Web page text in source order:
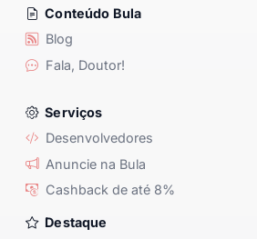
Conteúdo Bula
Blog
Fala, Doutor!
Serviços
Desenvolvedores
Anuncie na Bula
Cashback de até 8%
Destaque